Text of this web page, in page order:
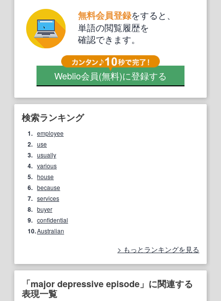
無料会員登録をすると、
単語の閲覧履歴を
確認できます。
Weblio会員(無料)に登録する
検索ランキング
1. employee
2. use
3. usually
4. various
5. house
6. because
7. services
8. buyer
9. confidential
10.Australian
もっとランキングを見る
「major depressive episode」に関連する
表現一覧